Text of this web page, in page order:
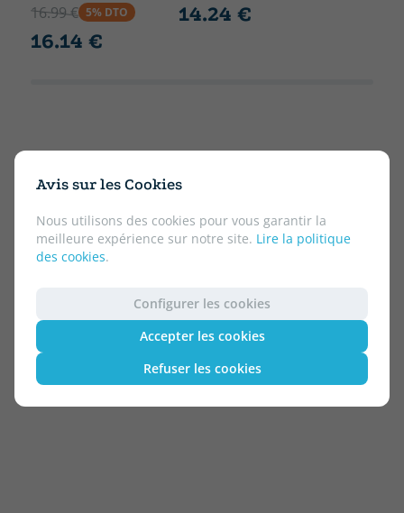
Avis sur les Cookies
Nous utilisons des cookies pour vous garantir la
meilleure expérience sur notre site. Lire la politique
des cookies.
Configurer les cookies
Accepter les cookies
Refuser les cookies
16.99 € 5% DTO
16.14 €
14.24 €